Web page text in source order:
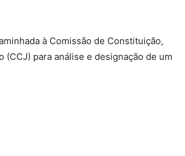
à Comissão de Constituição,
(CCJ) para análise e designação de um